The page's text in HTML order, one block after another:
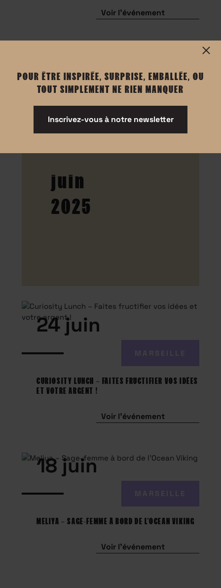
Voir l'événement
juin
2025
24 juin
CURIOSITY LUNCH – FAITES FRUCTIFIER VOS IDÉES
ET VOTRE ARGENT !
Voir l'événement
18 juin
MELIYA – SAGE-FEMME À BORD DE L’OCEAN VIKING
Voir l'événement
POUR ÊTRE INSPIRÉE, SURPRISE, EMBALLÉE, OU
TOUT SIMPLEMENT NE RIEN MANQUER
Inscrivez-vous à notre newsletter